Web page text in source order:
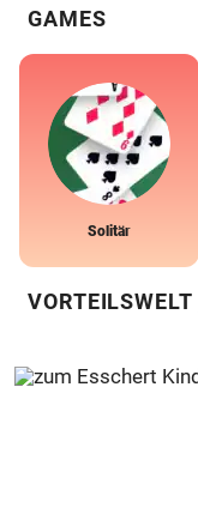
GAMES
Solitär